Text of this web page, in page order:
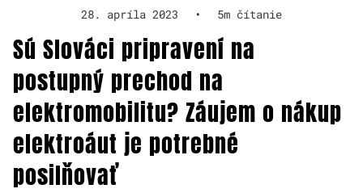
28. apríla 2023 • 5m čítanie
Sú Slováci pripravení na
postupný prechod na
elektromobilitu? Záujem o nákup
elektroáut je potrebné
posilňovať